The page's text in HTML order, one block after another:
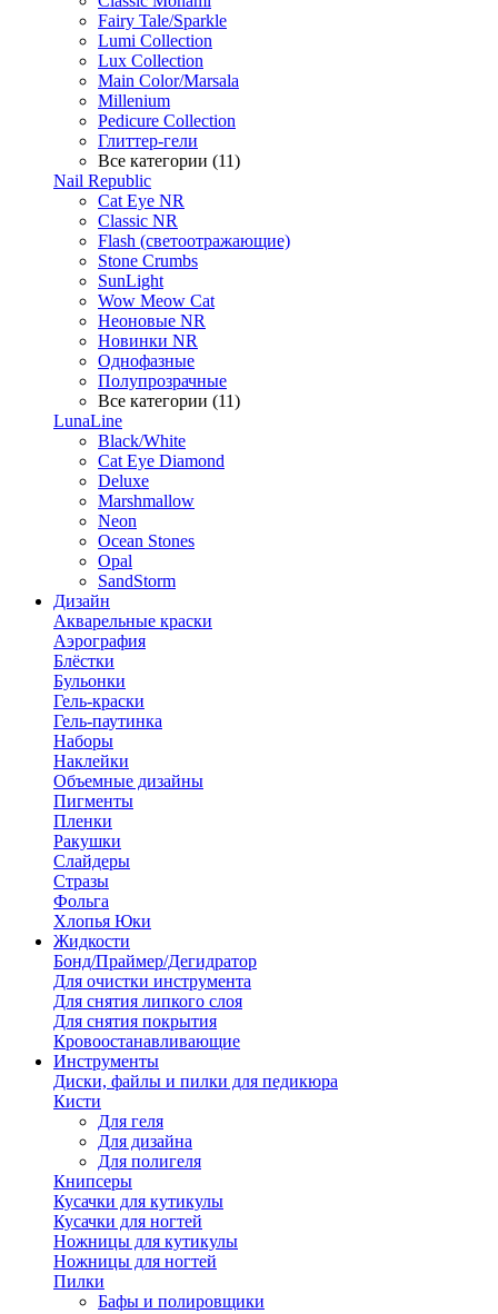
Fairy Tale/Sparkle
Lumi Collection
Lux Collection
Main Color/Marsala
Millenium
Pedicure Collection
Глиттер-гели
Все категории (11)
Nail Republic
Cat Eye NR
Classic NR
Flash (светоотражающие)
Stone Crumbs
SunLight
Wow Meow Cat
Неоновые NR
Новинки NR
Однофазные
Полупрозрачные
Все категории (11)
LunaLine
Black/White
Cat Eye Diamond
Deluxe
Marshmallow
Neon
Ocean Stones
Opal
SandStorm
Дизайн
Акварельные краски
Аэрография
Блёстки
Бульонки
Гель-краски
Гель-паутинка
Наборы
Наклейки
Объемные дизайны
Пигменты
Пленки
Ракушки
Слайдеры
Стразы
Фольга
Хлопья Юки
Жидкости
Бонд/Праймер/Дегидратор
Для очистки инструмента
Для снятия липкого слоя
Для снятия покрытия
Кровоостанавливающие
Инструменты
Диски, файлы и пилки для педикюра
Кисти
Для геля
Для дизайна
Для полигеля
Книпсеры
Кусачки для кутикулы
Кусачки для ногтей
Ножницы для кутикулы
Ножницы для ногтей
Пилки
Бафы и полировщики